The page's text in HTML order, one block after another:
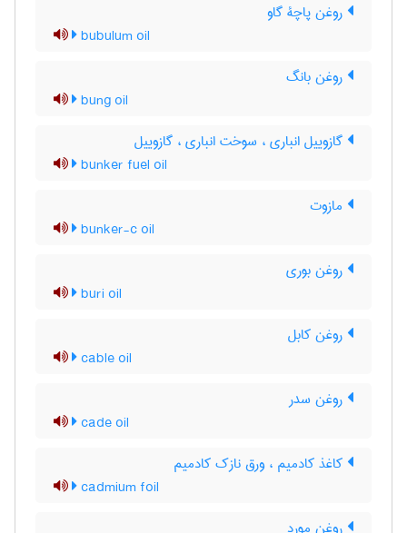
روغن پاچۀ گاو
bubulum oil
روغن بانگ
bung oil
گازوییل انباری ، سوخت انباری ، گازوییل
bunker fuel oil
مازوت
bunker-c oil
روغن بوری
buri oil
روغن کابل
cable oil
روغن سدر
cade oil
کاغذ کادمیم ، ورق نازک کادمیم
cadmium foil